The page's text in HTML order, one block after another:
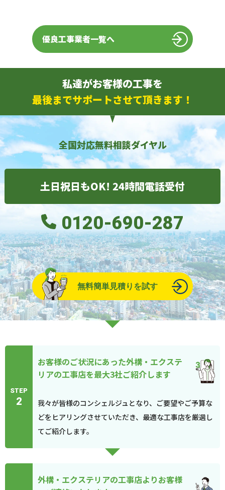
優良工事業者一覧へ
私達がお客様の工事を
最後までサポートさせて頂きます！
全国対応無料相談ダイヤル
土日祝日もOK! 24時間電話受付
0120-690-287
無料簡単見積りを試す
STEP
2
お客様のご状況にあった外構・エクステ
リアの工事店を最大3社ご紹介します
我々が皆様のコンシェルジュとなり、ご要望やご予算な
どをヒアリングさせていただき、最適な工事店を厳選し
てご紹介します。
外構・エクステリアの工事店よりお客様